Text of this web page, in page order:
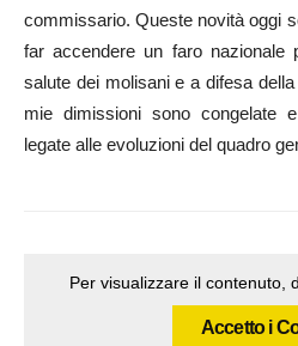
commissario. Queste novità oggi
far accendere un faro nazionale
salute dei molisani e a difesa
mie dimissioni sono congelate
legate alle evoluzioni del quadro
Per visualizzare il contenuto,
Accetto i